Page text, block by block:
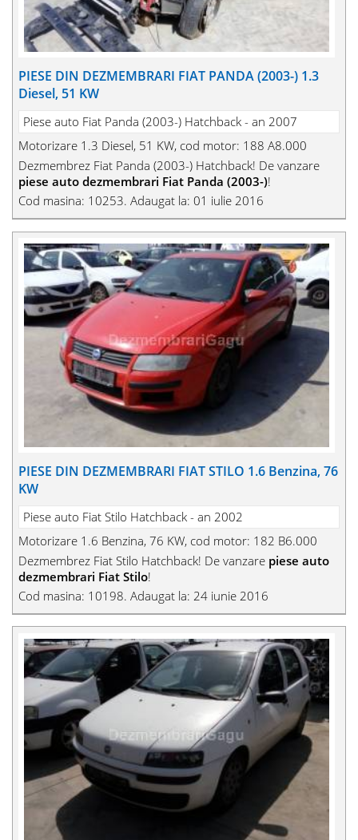
PIESE DIN DEZMEMBRARI FIAT PANDA (2003-) 1.3
Diesel, 51 KW
Piese auto Fiat Panda (2003-) Hatchback - an 2007
Motorizare 1.3 Diesel, 51 KW, cod motor: 188 A8.000
Dezmembrez Fiat Panda (2003-) Hatchback! De vanzare
piese auto dezmembrari Fiat Panda (2003-)!
Cod masina: 10253. Adaugat la: 01 iulie 2016
PIESE DIN DEZMEMBRARI FIAT STILO 1.6 Benzina, 76
KW
Piese auto Fiat Stilo Hatchback - an 2002
Motorizare 1.6 Benzina, 76 KW, cod motor: 182 B6.000
Dezmembrez Fiat Stilo Hatchback! De vanzare piese auto
dezmembrari Fiat Stilo!
Cod masina: 10198. Adaugat la: 24 iunie 2016